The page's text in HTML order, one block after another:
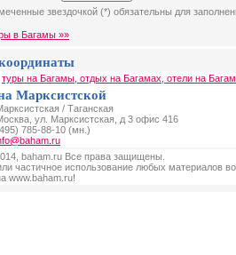
звездочкой (*) обязательны для
в Багамы »»
туры на Багамы, отдых на Багамах, отели на
Марксистской
/ Таганская
ул. Марксистская, д 3 офис 416
785-88-10 (мн.)
baham.ru Все права защищены.
частичное использование любых материалов
www.baham.ru!